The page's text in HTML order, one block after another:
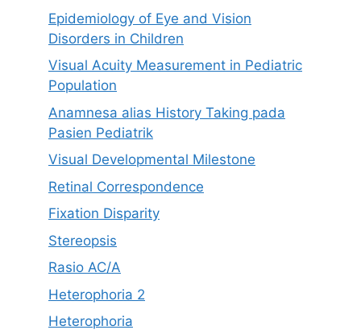
Epidemiology of Eye and Vision
Disorders in Children
Visual Acuity Measurement in Pediatric
Population
Anamnesa alias History Taking pada
Pasien Pediatrik
Visual Developmental Milestone
Retinal Correspondence
Fixation Disparity
Stereopsis
Rasio AC/A
Heterophoria 2
Heterophoria